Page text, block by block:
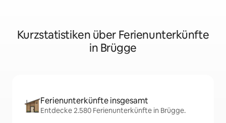
Kurzstatistiken über Ferienunterkünfte
in Brügge
Ferienunterkünfte insgesamt
Entdecke 2.580 Ferienunterkünfte in Brügge.